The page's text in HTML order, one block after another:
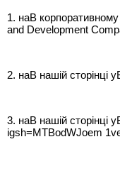
1. наВ
and Development
2. наВ нашій сторінці
3. наВ нашій сторінці
igsh=MTBodWJoem